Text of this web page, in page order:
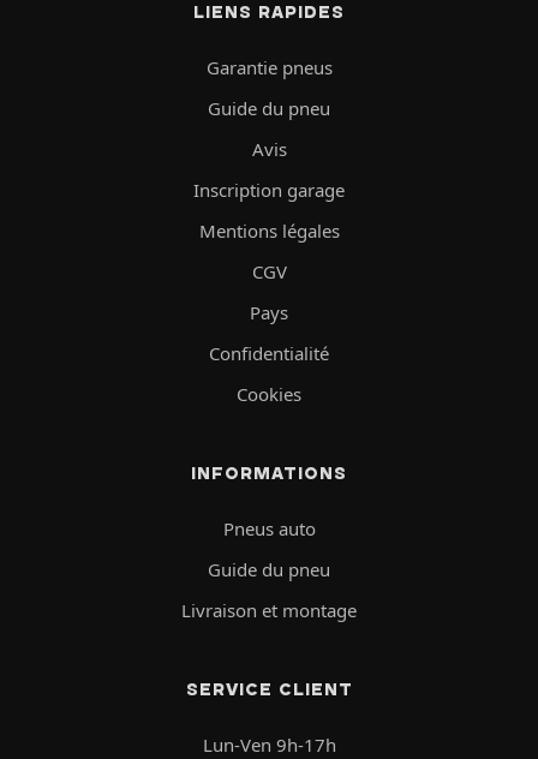
LIENS RAPIDES
Garantie pneus
Guide du pneu
Avis
Inscription garage
Mentions légales
CGV
Pays
Confidentialité
Cookies
INFORMATIONS
Pneus auto
Guide du pneu
Livraison et montage
SERVICE CLIENT
Lun-Ven 9h-17h